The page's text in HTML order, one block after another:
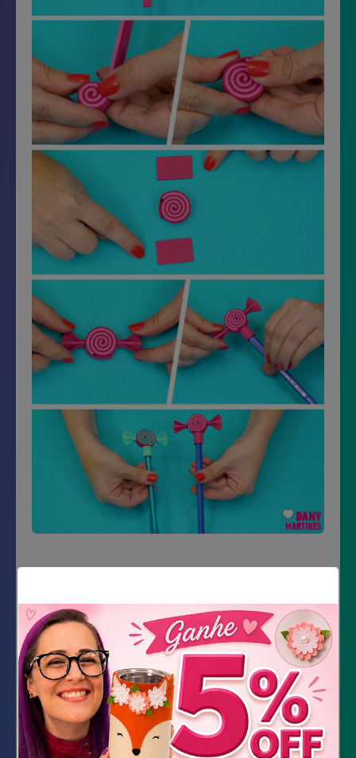
Material Necessário
Impressão do Molde
E.V.A. em dois tons de rosa
Cola quente
Tesoura